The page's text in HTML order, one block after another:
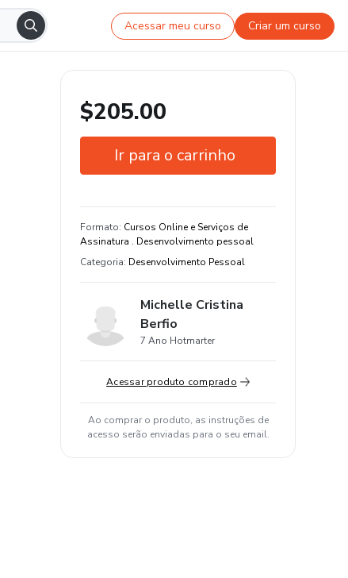
Acessar meu curso Criar um curso
$205.00
Ir para o carrinho
Estude do seu jeito e em qualquer
dispositivo
3 aula e 4 hora de conteúdo original
Formato: Cursos Online e Serviços de
Assinatura . Desenvolvimento pessoal
Categoria: Desenvolvimento Pessoal
Michelle Cristina
Berfio
7 Ano Hotmarter
Acessar produto comprado
Ao comprar o produto, as instruções de
acesso serão enviadas para o seu email.